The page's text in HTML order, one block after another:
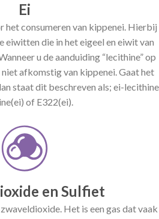
Ei
het consumeren van kippenei. Hierbij
eiwitten die in het eigeel en eiwit van
u de aanduiding “lecithine” op
afkomstig van kippenei. Gaat het
staat dit beschreven als; ei-lecithine
of E322(ei).
en Sulfiet
Het is een gas dat vaak